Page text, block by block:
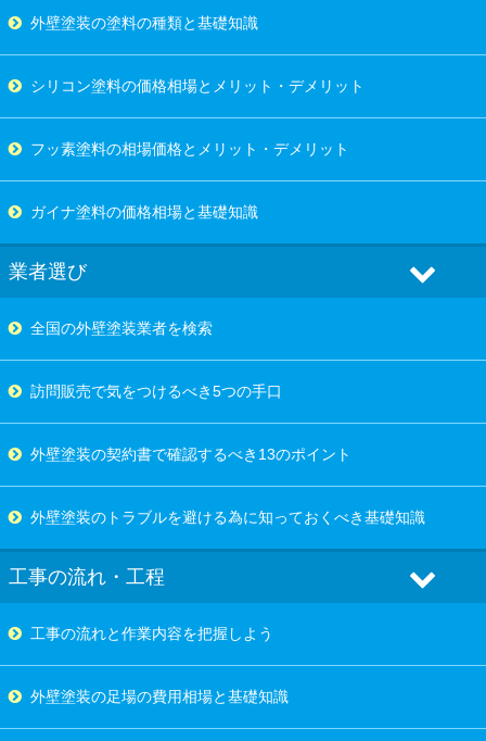
外壁塗装の塗料の種類と基礎知識
シリコン塗料の価格相場とメリット・デメリット
フッ素塗料の相場価格とメリット・デメリット
ガイナ塗料の価格相場と基礎知識
業者選び
全国の外壁塗装業者を検索
訪問販売で気をつけるべき5つの手口
外壁塗装の契約書で確認するべき13のポイント
外壁塗装のトラブルを避ける為に知っておくべき基礎知識
工事の流れ・工程
工事の流れと作業内容を把握しよう
外壁塗装の足場の費用相場と基礎知識